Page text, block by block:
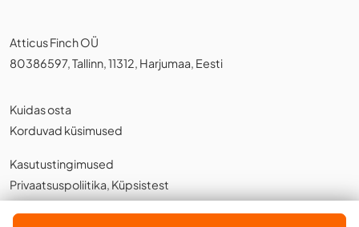
Atticus Finch OÜ
80386597, Tallinn, 11312, Harjumaa, Eesti
Kuidas osta
Korduvad küsimused
Kasutustingimused
Privaatsuspoliitika, Küpsistest